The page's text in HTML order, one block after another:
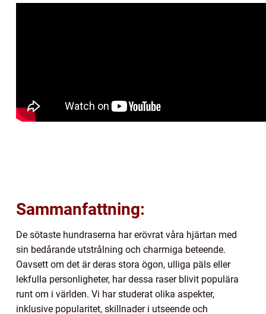
Sammanfattning:
De sötaste hundraserna har erövrat våra hjärtan med
sin bedårande utstrålning och charmiga beteende.
Oavsett om det är deras stora ögon, ulliga päls eller
lekfulla personligheter, har dessa raser blivit populära
runt om i världen. Vi har studerat olika aspekter,
inklusive popularitet, skillnader i utseende och